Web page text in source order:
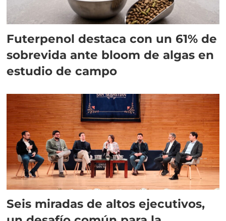
Futerpenol destaca con un 61% de
sobrevida ante bloom de algas en
estudio de campo
Seis miradas de altos ejecutivos,